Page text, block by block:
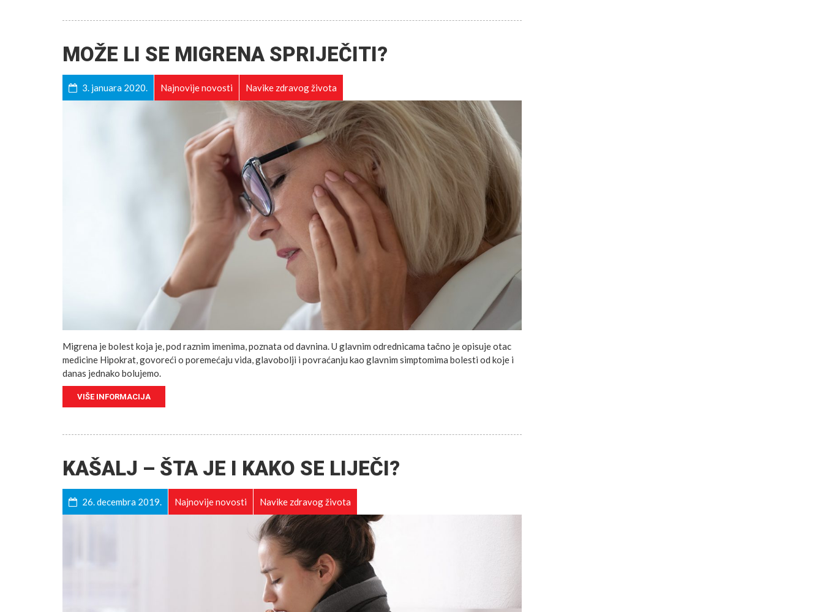
MOŽE LI SE MIGRENA SPRIJEČITI?
3. januara 2020. Najnovije novosti Navike zdravog života
Migrena je bolest koja je, pod raznim imenima, poznata od davnina. U glavnim odrednicama tačno je opisuje otac
medicine Hipokrat, govoreći o poremećaju vida, glavobolji i povraćanju kao glavnim simptomima bolesti od koje i
danas jednako bolujemo.
VIŠE INFORMACIJA
KAŠALJ – ŠTA JE I KAKO SE LIJEČI?
26. decembra 2019. Najnovije novosti Navike zdravog života